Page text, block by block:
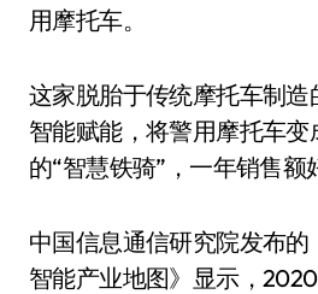
用摩托车。
这家脱胎于传统摩托车制
智能赋能，将警用摩托车
的“智慧铁骑”，一年销售额
中国信息通信研究院发布
智能产业地图》显示，